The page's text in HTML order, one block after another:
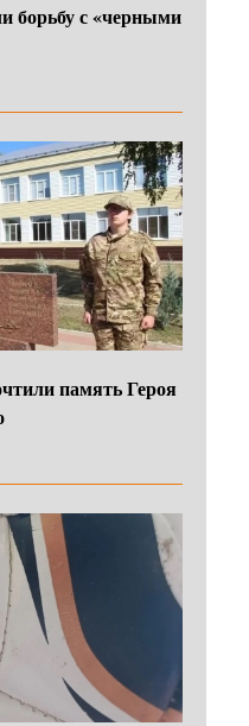
борьбу с «черными
память Героя